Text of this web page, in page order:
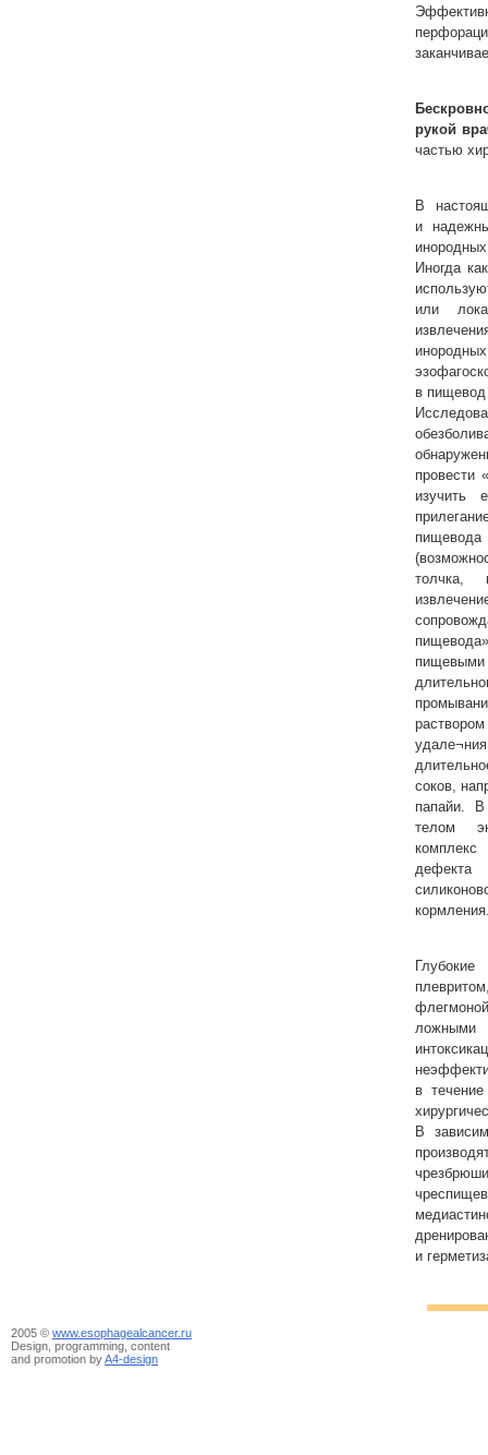
рукой
частью
В
и
Иногда
или
в пищевод
провести
изучить
толчка,
соков,
папайи.
телом
дефекта
ложными
в
В
и
2005 © www.esophagealcancer.ru
Design, programming, content
and promotion byA4-design